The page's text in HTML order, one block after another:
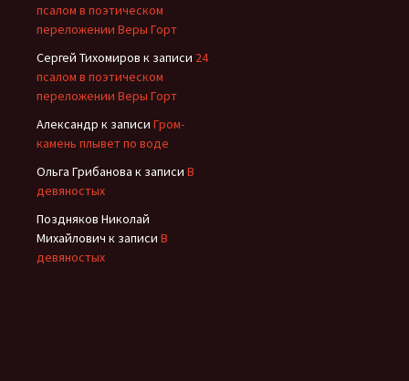
псалом в поэтическом
переложении Веры Горт
Сергей Тихомиров к записи 24
псалом в поэтическом
переложении Веры Горт
Александр к записи Гром-
камень плывет по воде
Ольга Грибанова к записи В
девяностых
Поздняков Николай
Михайлович к записи В
девяностых